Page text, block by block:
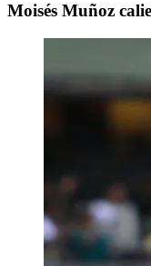
Moisés Muñoz